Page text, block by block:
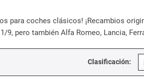
para coches clásicos! ¡Recambios
9, pero también Alfa Romeo, Lancia,
Clasificación: